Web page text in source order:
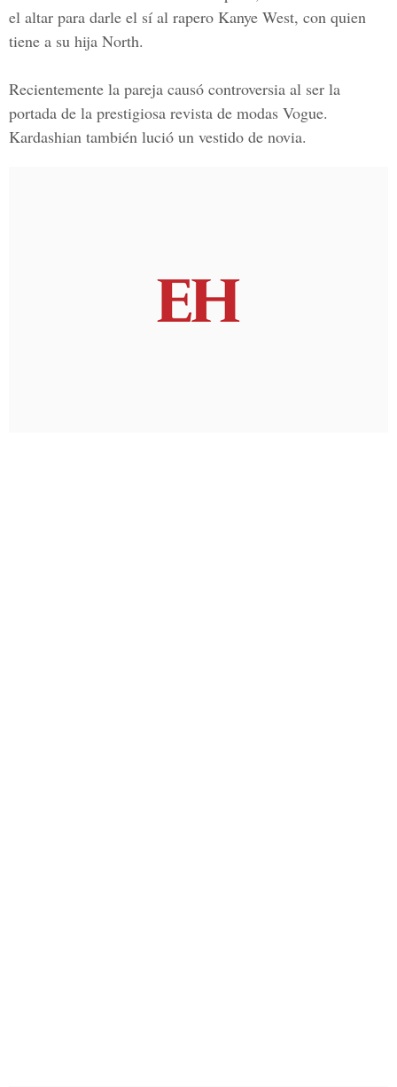
el altar para darle el sí al rapero Kanye West, con quien
tiene a su hija North.
Recientemente la pareja causó controversia al ser la
portada de la prestigiosa revista de modas Vogue.
Kardashian también lució un vestido de novia.